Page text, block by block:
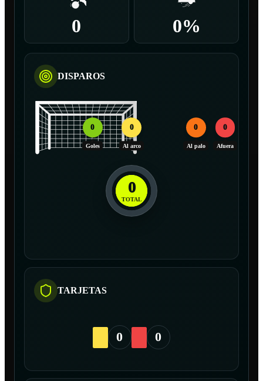
0 0%
DISPAROS
0
Goles
0
Al arco
0
Al palo
0
Afuera
0
TOTAL
TARJETAS
0 0